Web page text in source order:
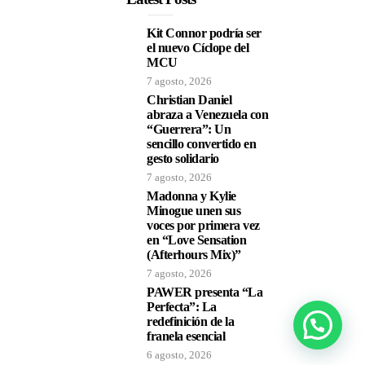
Kit Connor podría ser
el nuevo Cíclope del
MCU
7 agosto, 2026
Christian Daniel
abraza a Venezuela con
“Guerrera”: Un
sencillo convertido en
gesto solidario
7 agosto, 2026
Madonna y Kylie
Minogue unen sus
voces por primera vez
en “Love Sensation
(Afterhours Mix)”
7 agosto, 2026
PAWER presenta “La
Perfecta”: La
redefinición de la
franela esencial
6 agosto, 2026